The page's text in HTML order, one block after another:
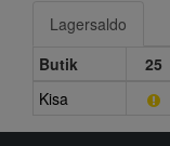
Lagersaldo
Butik
25
Kisa